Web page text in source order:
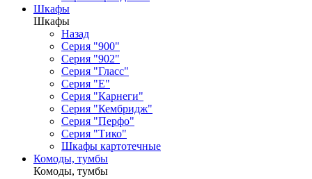
Шкафы
Шкафы
Назад
Серия "900"
Серия "902"
Серия "Гласс"
Серия "Е"
Серия "Карнеги"
Серия "Кембридж"
Серия "Перфо"
Серия "Тико"
Шкафы картотечные
Комоды, тумбы
Комоды, тумбы